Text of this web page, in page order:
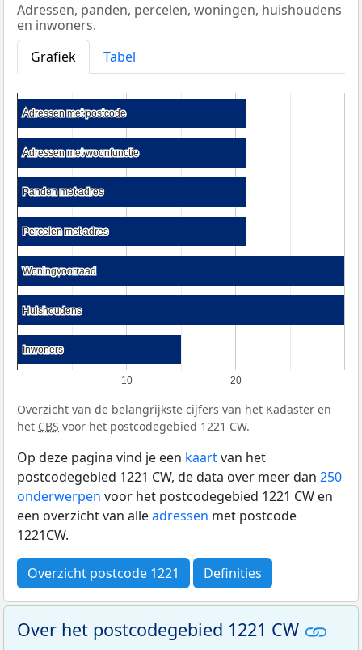
Adressen, panden, percelen, woningen, huishoudens
en inwoners.
Grafiek
Tabel
10 20
Adressen met postcode
Adressen met postcode
Adressen met woonfunctie
Adressen met woonfunctie
Panden met adres
Panden met adres
Percelen met adres
Percelen met adres
Woningvoorraad
Woningvoorraad
Huishoudens
Huishoudens
Inwoners
Inwoners
Overzicht van de belangrijkste cijfers van het Kadaster en
het CBS voor het postcodegebied 1221 CW.
Op deze pagina vind je een kaartvan het
postcodegebied 1221 CW, de data over meer dan 250
onderwerpen voor het postcodegebied 1221 CW en
een overzicht van alleadressen met postcode
1221CW.
Overzicht postcode 1221 Definities
Over het postcodegebied 1221 CW